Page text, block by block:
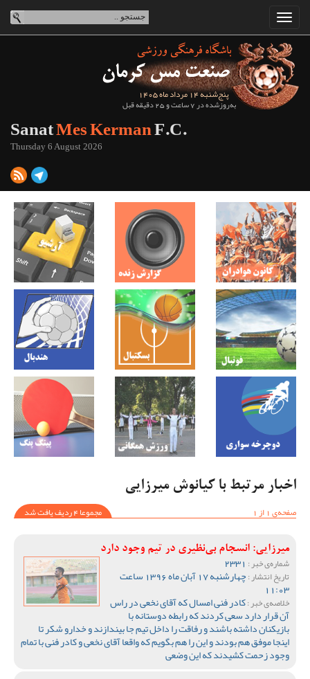
پنج‌شنبه 14 مرداد ماه 1405
به‌روزشده در 7 ساعت و 25 دقیقه قبل
SanatMes KermanF.C.
Thursday 6 August 2026
اخبار مرتبط با کیانوش میرزایی
صفحه‌ی 1 از 1
مجموعا 4 ردیف یافت شد
میرزایی: انسجام بی‌نظیری در تیم وجود دارد
شماره‌ی خبر :
تاریخ انتشار : چهارشنبه 17 آبان ماه 1396 ساعت
11:03
خلاصه‌ی خبر :کادر فنی امسال که آقای نخعی در راس
آن قرار دارد سعی کردند که رابطه دوستانه با
بازیکنان داشته باشند و رفاقت را داخل تیم جا بیندازند و خدارو شکر تا
اینجا موفق هم بودند و این را هم بگویم که واقعا آقای نخعی و کادر فنی با تمام
وجود زحمت کشیدند که این وضعی